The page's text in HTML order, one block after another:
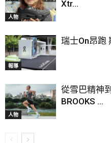
人物
Xtr...
報導
瑞士On昂跑
人物
從雪巴精神
BROOKS ...